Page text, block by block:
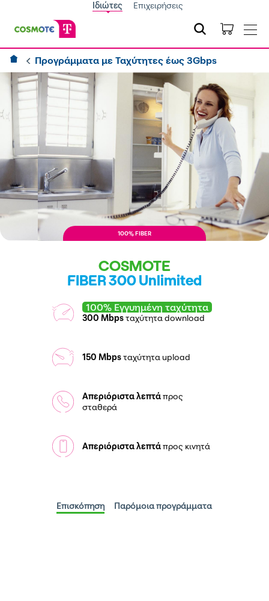
Ιδιώτες Επιχειρήσεις
Προγράμματα με Ταχύτητες έως 3Gbps
100% FIBER
COSMOTE
FIBER 300 Unlimited
100% Εγγυημένη ταχύτητα
300 Mbpsταχύτητα download
150 Mbpsταχύτητα upload
Απεριόριστα λεπτάπρος
σταθερά
Απεριόριστα λεπτάπρος κινητά
Επισκόπηση Παρόμοια προγράμματα